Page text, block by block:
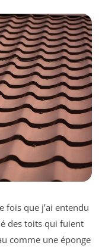
fois que j’ai entendu
des toits qui fuient
comme une éponge